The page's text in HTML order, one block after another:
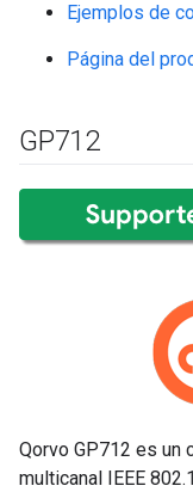
Ejemplos de
Página del
GP712
Qorvo GP712 es un
multicanal IEEE